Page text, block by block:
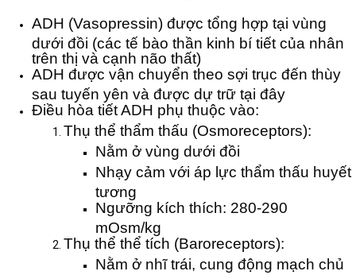
ADH (Vasopressin) được tổng hợp tại vùng
dưới đồi (các tế bào thần kinh bí tiết của nhân
trên thị và cạnh não thất)
ADH được vận chuyển theo sợi trục đến thùy
sau tuyến yên và được dự trữ tại đây
Điều hòa tiết ADH phụ thuộc vào:
Thụ thể thẩm thấu (Osmoreceptors):
Nằm ở vùng dưới đồi
Nhạy cảm với áp lực thẩm thấu huyết
tương
Ngưỡng kích thích: 280-290
mOsm/kg
Thụ thể thể tích (Baroreceptors):
Nằm ở nhĩ trái, cung động mạch chủ